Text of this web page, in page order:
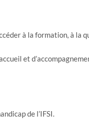
à la formation, à la
et
de l’IFSI.